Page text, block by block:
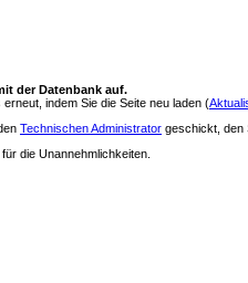
der Datenbank auf.
indem Sie die Seite neu laden (
Technischen Administrator geschickt, den
die Unannehmlichkeiten.